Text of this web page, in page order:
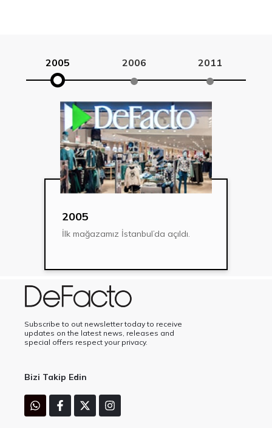
2005 2006 2011
2005
İlk mağazamız İstanbul’da açıldı.
Subscribe to out newsletter today to receive
updates on the latest news, releases and
special offers respect your privacy.
Bizi Takip Edin